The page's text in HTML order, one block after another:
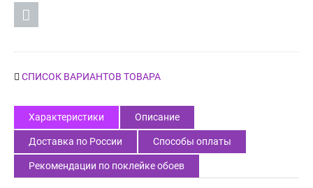
СПИСОК ВАРИАНТОВ ТОВАРА
Характеристики Описание
Доставка по России Способы оплаты
Рекомендации по поклейке обоев